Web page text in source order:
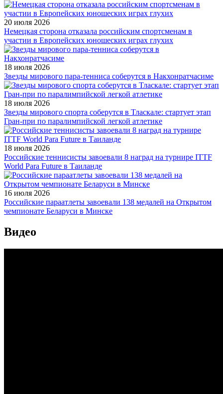
20 июля 2026
Немецкая сторона отказала российским спортсменам в
участии в Европейских юношеских играх глухих
18 июля 2026
Звезды мирового пара-тенниса соберутся в Накхонратчасиме
18 июля 2026
Звезды мирового спорта соберутся в Тласкале: стартует этап
Гран-при по паралимпийской легкой атлетике
18 июля 2026
Российские теннисисты завоевали 8 наград на турнире ITTF
World Para Future в Таиланде
16 июля 2026
Российские параатлеты завоевали 138 медалей на Открытом
чемпионате Беларуси в Минске
Видео